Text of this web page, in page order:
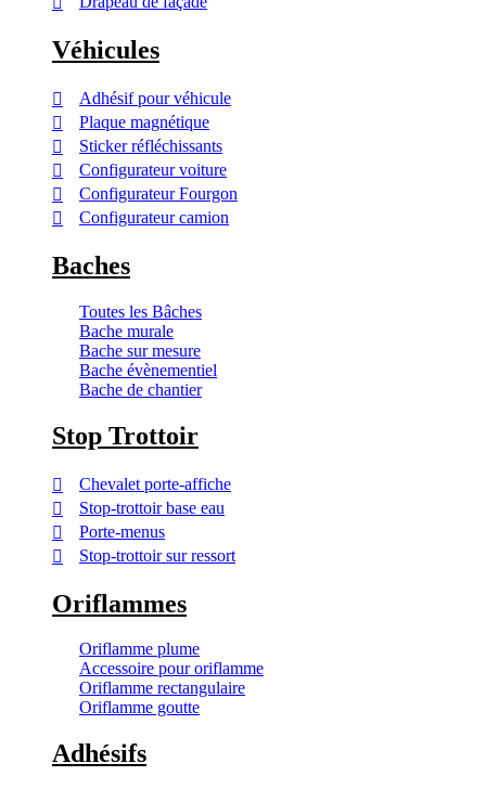
Véhicules
Adhésif pour véhicule
Plaque magnétique
Sticker réfléchissants
Configurateur voiture
Configurateur Fourgon
Configurateur camion
Baches
Toutes les Bâches
Bache murale
Bache sur mesure
Bache évènementiel
Bache de chantier
Stop Trottoir
Chevalet porte-affiche
Stop-trottoir base eau
Porte-menus
Stop-trottoir sur ressort
Oriflammes
Oriflamme plume
Accessoire pour oriflamme
Oriflamme rectangulaire
Oriflamme goutte
Adhésifs